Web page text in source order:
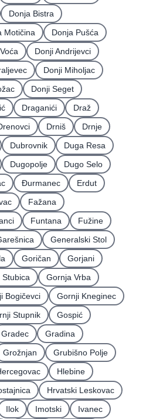
Donja Bistra
Motičina
Donja Pušća
Donji Andrijevci
Donji Miholjac
Donji Seget
Draganići
Draž
Drniš
Drnje
Dubrovnik
Duga Resa
Dugopolje
Dugo Selo
Ðurmanec
Erdut
Fažana
Funtana
Fužine
Generalski Stol
Goričan
Gorjani
Gornja Vrba
Bogičevci
Gornji Kneginec
Stupnik
Gospić
Gradec
Gradina
Grožnjan
Grubišno Polje
Hlebine
Hrvatski Leskovac
Ilok Imotski Ivanec